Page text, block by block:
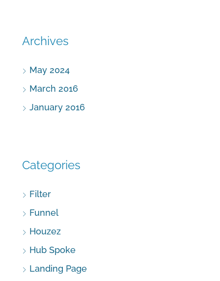
Archives
May 2024
March 2016
January 2016
Categories
Filter
Funnel
Houzez
Hub Spoke
Landing Page